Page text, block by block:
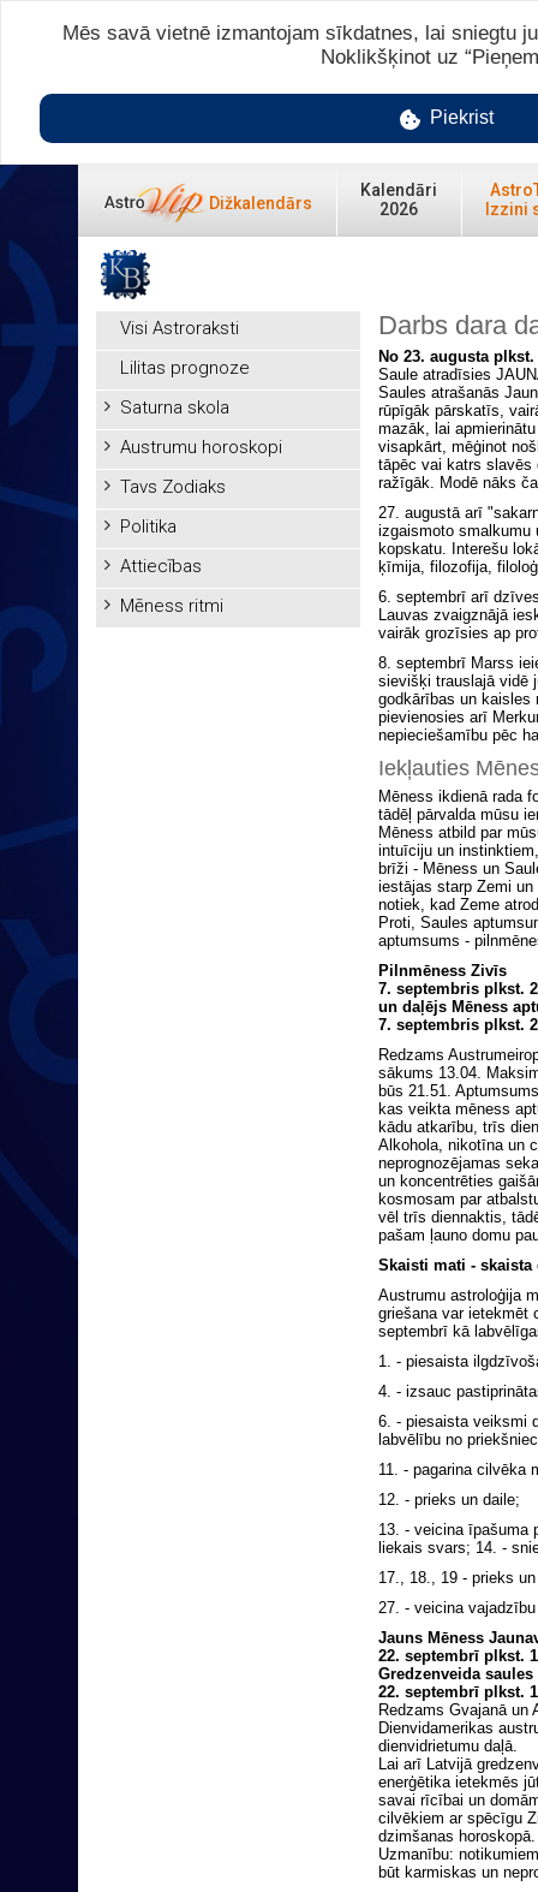
Dižkalendārs
Kalendāri
2026
Izzini
Visi Astroraksti
Lilitas prognoze
Saturna skola
Austrumu horoskopi
Tavs Zodiaks
Politika
Attiecības
Mēness ritmi
Darbs dara
No 23. augusta
Saule atradīsies
Saules atrašanās
rūpīgāk pārskatīs,
mazāk, lai
visapkārt, mēģinot
tāpēc vai katrs slavēs
ražīgāk. Modē nāks
27. augustā arī
izgaismoto smalkumu
kopskatu. Interešu
ķīmija, filozofija,
6. septembrī arī
Lauvas zvaigznājā
vairāk grozīsies ap
8. septembrī Marss
sievišķi trauslajā vidē
godkārības un kaisles
pievienosies arī
nepieciešamību pēc
Iekļauties
Mēness ikdienā rada
tādēļ pārvalda mūsu
Mēness atbild par
intuīciju un
brīži - Mēness un
iestājas starp Zemi
notiek, kad Zeme
Proti, Saules
aptumsums -
Pilnmēness Zivīs
7. septembris plkst.
un daļējs Mēness
7. septembris plkst.
Redzams
sākums 13.04.
būs 21.51.
kas veikta mēness
kādu atkarību, trīs
Alkohola, nikotīna un
neprognozējamas
un koncentrēties
kosmosam par
vēl trīs diennaktis,
pašam ļauno domu
Skaisti mati - skaista
Austrumu astroloģija
griešana var ietekmēt
septembrī kā
1. - piesaista
4. - izsauc
6. - piesaista veiksmi
labvēlību no
11. - pagarina cilvēka
12. - prieks un daile;
13. - veicina īpašuma
liekais svars; 14. -
17., 18., 19 - prieks
27. - veicina
Jauns Mēness
22. septembrī plkst.
Gredzenveida
22. septembrī plkst.
Redzams Gvajanā un
Dienvidamerikas
dienvidrietumu daļā.
Lai arī Latvijā
enerģētika ietekmēs
savai rīcībai un
cilvēkiem ar spēcīgu
dzimšanas horoskopā.
Uzmanību:
būt karmiskas un
Mēs savā vietnē izmantojam sīkdatnes, lai sniegtu
Noklikšķinot uz
Piekrist